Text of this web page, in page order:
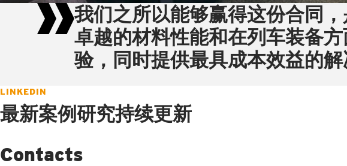
我们之所以能够赢得这份合同
卓越的材料性能和在列车装备
验，同时提供最具成本效益的解
LINKEDIN
最新案例研究持续更新
Contacts